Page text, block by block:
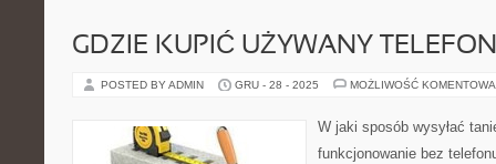
GDZIE KUPIĆ UŻYWANY
POSTED BY ADMIN GRU - 28 - 2025 MOŻLIWOŚĆ
W jaki sposób wysyłać
funkcjonowanie bez